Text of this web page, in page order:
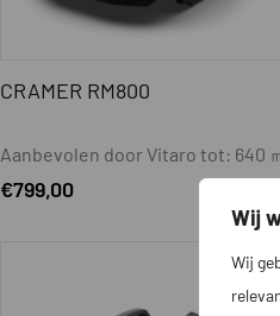
Wij
Wij
CRAMER RM800
Aanbevolen door Vitaro tot: 640
€799,00